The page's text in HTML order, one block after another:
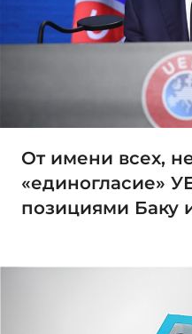
От имени всех,
«единогласие»
позициями Баку